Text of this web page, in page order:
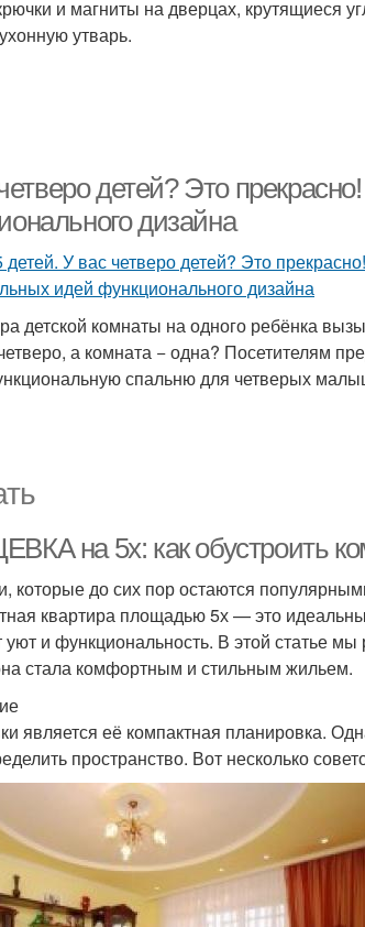
и магниты на дверцах, крутящиеся
утварь.
детей? Это
дизайна
детской комнаты на одного ребёнка
а комната − одна? Посетителям
спальню для четверых
на 5х: как обустроить
которые до сих пор остаются
квартира площадью 5х — это
и функциональность. В этой статье мы
стала комфортным и стильным жильем.
является её компактная планировка.
пространство. Вот несколько